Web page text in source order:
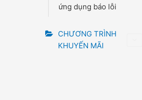
ứng dụng báo lỗi
CHƯƠNG TRÌNH
KHUYẾN MÃI